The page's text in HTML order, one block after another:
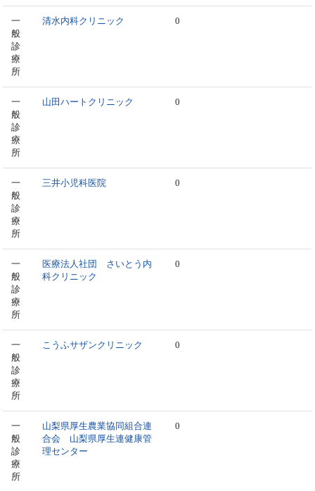
一
般
診
療
所
清水内科クリニック 0
一
般
診
療
所
山田ハートクリニック 0
一
般
診
療
所
三井小児科医院 0
一
般
診
療
所
医療法人社団 さいとう内
科クリニック
0
一
般
診
療
所
こうふサザンクリニック 0
一
般
診
療
所
山梨県厚生農業協同組合連
合会 山梨県厚生連健康管
理センター
0